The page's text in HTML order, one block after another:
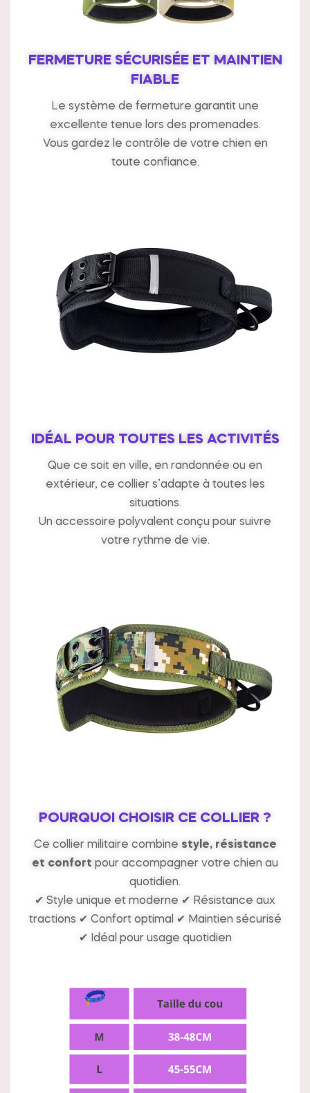
FERMETURE SÉCURISÉE ET MAINTIEN
FIABLE
Le système de fermeture garantit une
excellente tenue lors des promenades.
Vous gardez le contrôle de votre chien en
toute confiance.
IDÉAL POUR TOUTES LES ACTIVITÉS
Que ce soit en ville, en randonnée ou en
extérieur, ce collier s’adapte à toutes les
situations.
Un accessoire polyvalent conçu pour suivre
votre rythme de vie.
POURQUOI CHOISIR CE COLLIER ?
Ce collier militaire combine style, résistance
et confort pour accompagner votre chien au
quotidien.
✔ Style unique et moderne ✔ Résistance aux
tractions ✔ Confort optimal ✔ Maintien sécurisé
✔ Idéal pour usage quotidien